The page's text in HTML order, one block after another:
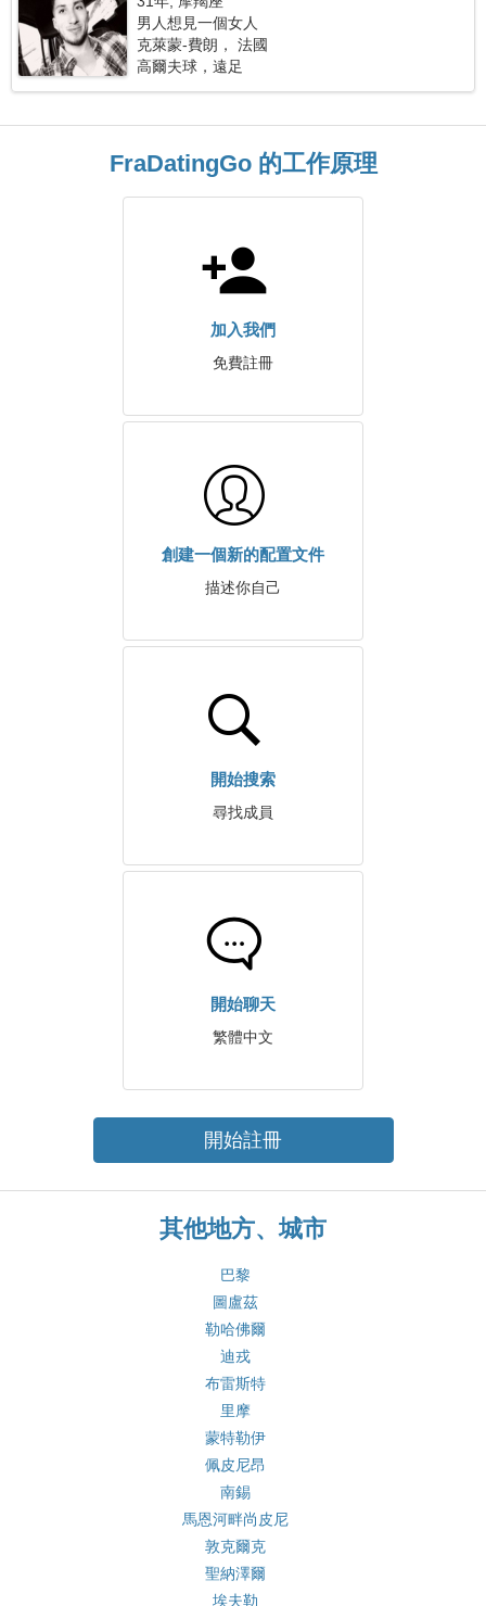
男人想見一個女人
克萊蒙-費朗， 法國
高爾夫球，遠足
FraDatingGo 的工作原理
加入我們
免費註冊
創建一個新的配置文件
描述你自己
開始搜索
尋找成員
開始聊天
繁體中文
開始註冊
其他地方、城市
巴黎
圖盧茲
勒哈佛爾
迪戎
布雷斯特
里摩
蒙特勒伊
佩皮尼昂
南錫
馬恩河畔尚皮尼
敦克爾克
聖納澤爾
埃夫勒